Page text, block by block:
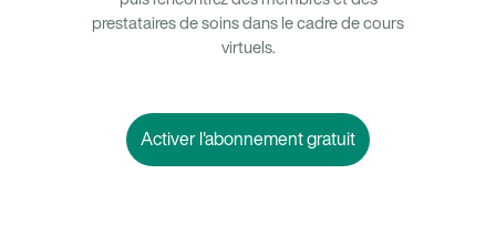
prestataires de soins dans le cadre de cours
virtuels.
Activer l'abonnement gratuit